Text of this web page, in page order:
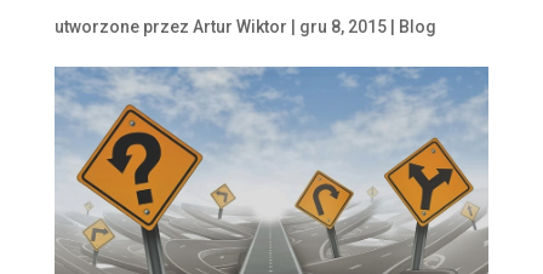
utworzone przez Artur Wiktor gru 8, 2015| Blog